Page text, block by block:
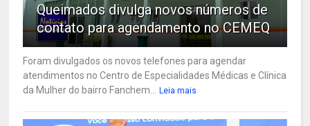
Queimados divulga novos números de
contato para agendamento no CEMEQ
Foram divulgados os novos telefones para agendar
atendimentos no Centro de Especialidades Médicas e Clínica
da Mulher do bairro Fanchem...
Leia mais